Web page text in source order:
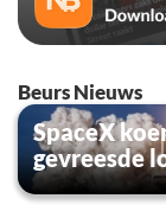
Beurs Nieuws
SpaceX
gevreesde